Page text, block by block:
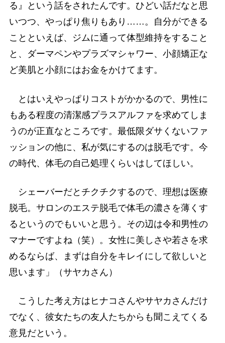
る』という話をされたんです。ひどい話だなと思
いつつ、やっぱり焦りもあり……。自分ができる
ことといえば、ジムに通って体型維持をすること
と、ダーマペンやプラズマシャワー、小顔矯正な
ど美肌と小顔にはお金をかけてます。
とはいえやっぱりコストがかかるので、男性に
もある程度の清潔感プラスアルファを求めてしま
うのが正直なところです。最低限ダサくないファ
ッションの他に、私が気にするのは脱毛です。今
の時代、体毛の自己処理くらいはしてほしい。
シェーバーだとチクチクするので、理想は医療
脱毛。サロンのエステ脱毛で体毛の濃さを薄くす
るというのでもいいと思う。その辺は令和男性の
マナーですよね（笑）。女性に美しさや若さを求
めるならば、まずは自分をキレイにして欲しいと
思います」（サヤカさん）
こうした考え方はヒナコさんやサヤカさんだけ
でなく、彼女たちの友人たちからも聞こえてくる
意見だという。